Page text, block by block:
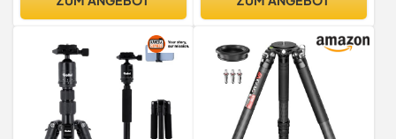
Carbon Fiber Reisestativ für